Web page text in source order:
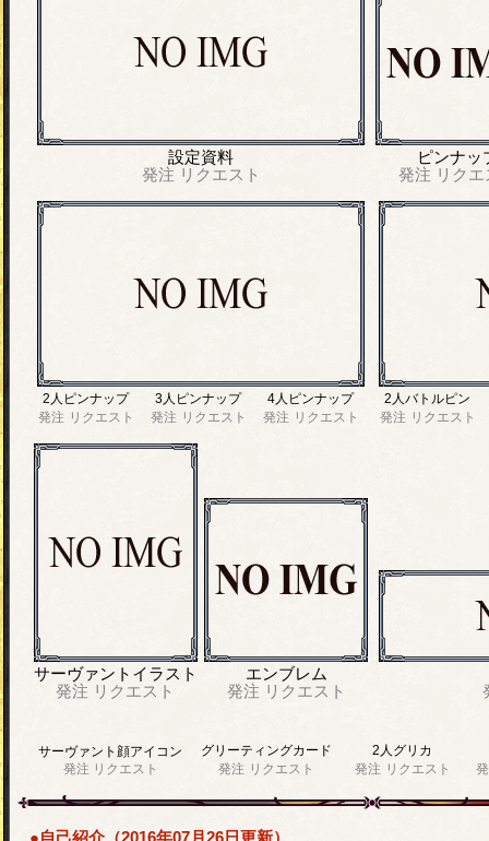
設定資料
発注 リクエスト
ピンナッ
発注 リク
2人ピンナップ
発注 リクエスト
3人ピンナップ
発注 リクエスト
4人ピンナップ
発注 リクエスト
2人バトルピン
発注 リクエスト
サーヴァントイラスト
発注 リクエスト
エンブレム
発注 リクエスト
サーヴァント顔アイコン
発注 リクエスト
グリーティングカード
発注 リクエスト
2人グリカ
発注 リクエスト
●自己紹介（2016年07月26日更新）